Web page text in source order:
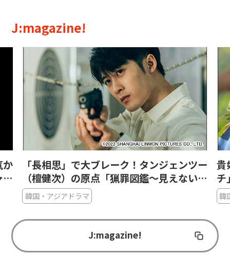
J:magazine!
か
ッ
「長相思」で大ブレーク！タンジェンツー
（檀健次）の原点「猟罪図鑑～見えない肖
像画～」で光る目の演技
韓国・アジアドラマ
貴
チ
図
韓
J:magazine!